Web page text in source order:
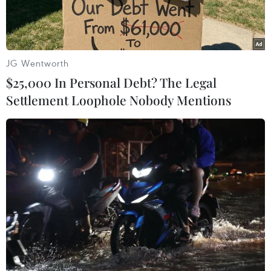
Hiện trường vụ nổ nhà máy hóa chất ở Diêm Thành hôm 21/3.
(Ảnh: AFP/Getty)
Tân Hoa Xã ngày 27/6 đưa tin, một vụ nổ lớn đã
xảy ra tại một phân xưởng công nghệ sinh học ở
tỉnh Hà Nam (Henan) của Trung Quốc tối 26/6,
JG Wentworth
$25,000 In Personal Debt? The Legal
Settlement Loophole Nobody Mentions